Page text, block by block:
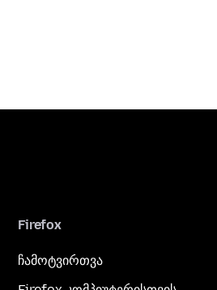
Firefox
ჩამოტვირთვა